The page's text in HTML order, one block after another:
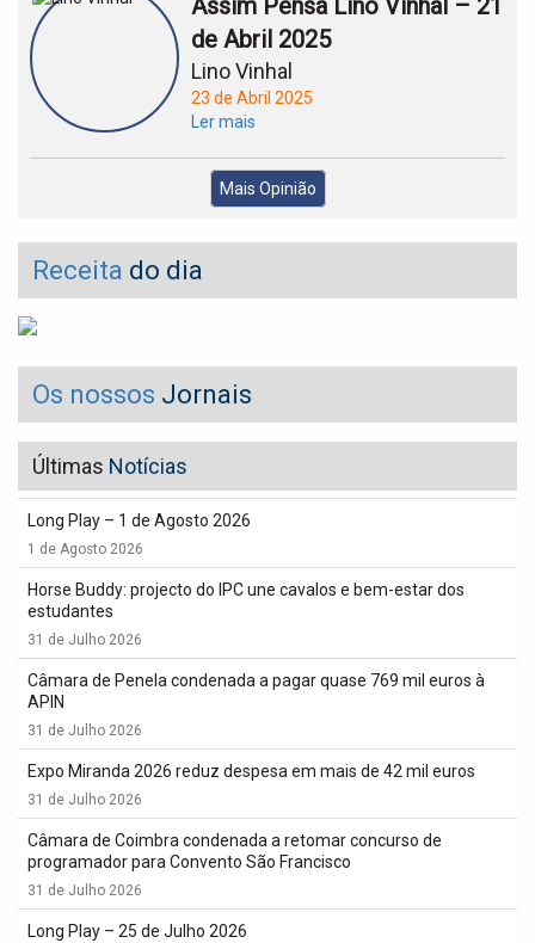
Assim Pensa Lino Vinhal – 21
de Abril 2025
Lino Vinhal
23 de Abril 2025
Ler mais
Mais Opinião
Receita do dia
Os nossos Jornais
Últimas Notícias
Long Play – 1 de Agosto 2026
1 de Agosto 2026
Horse Buddy: projecto do IPC une cavalos e bem-estar dos
estudantes
31 de Julho 2026
Câmara de Penela condenada a pagar quase 769 mil euros à
APIN
31 de Julho 2026
Expo Miranda 2026 reduz despesa em mais de 42 mil euros
31 de Julho 2026
Câmara de Coimbra condenada a retomar concurso de
programador para Convento São Francisco
31 de Julho 2026
Long Play – 25 de Julho 2026